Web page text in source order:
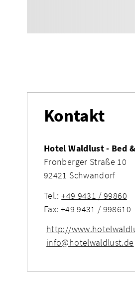
Kontakt
Hotel Waldlust - Bed
Fronberger Straße 10
92421 Schwandorf
Tel.:+49 9431 / 99860
Fax: +49 9431 / 998610
http://
info@hotelwaldlust.de